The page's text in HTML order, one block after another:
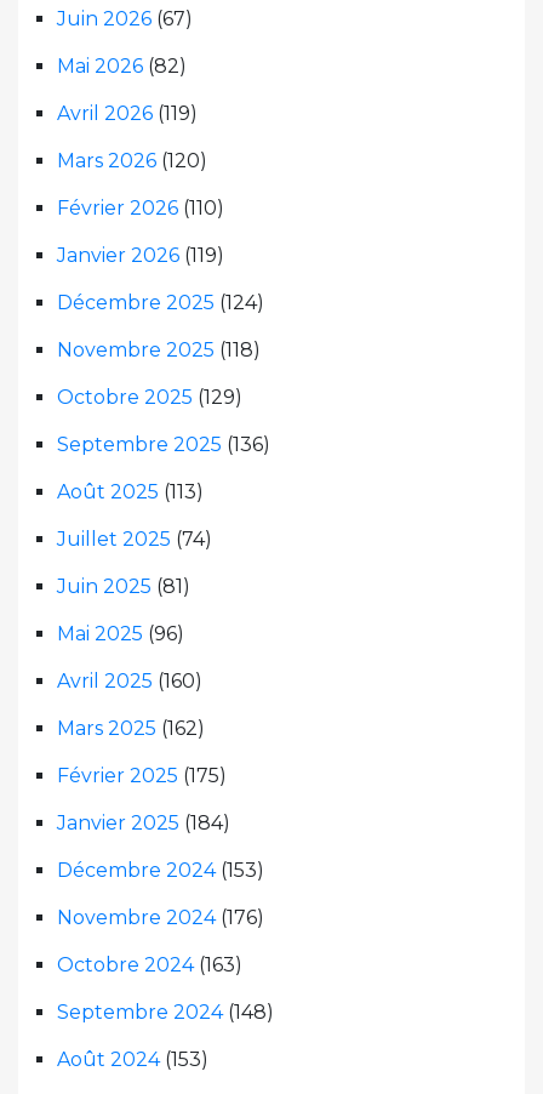
Juin 2026 (67)
Mai 2026 (82)
Avril 2026 (119)
Mars 2026 (120)
Février 2026 (110)
Janvier 2026 (119)
Décembre 2025 (124)
Novembre 2025 (118)
Octobre 2025 (129)
Septembre 2025 (136)
Août 2025 (113)
Juillet 2025 (74)
Juin 2025 (81)
Mai 2025 (96)
Avril 2025 (160)
Mars 2025 (162)
Février 2025 (175)
Janvier 2025 (184)
Décembre 2024(153)
Novembre 2024(176)
Octobre 2024(163)
Septembre 2024(148)
Août 2024(153)